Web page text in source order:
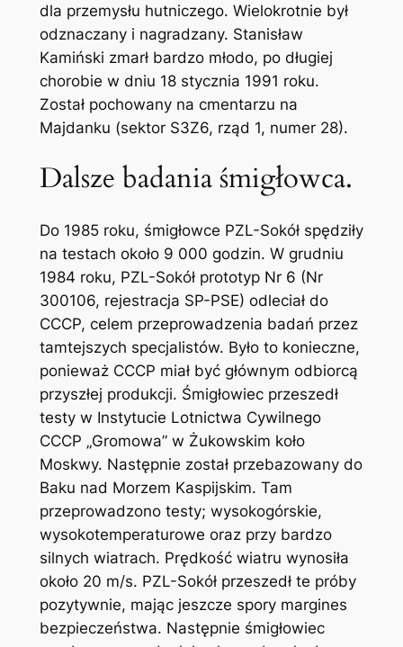
dla przemysłu hutniczego. Wielokrotnie był
odznaczany i nagradzany. Stanisław
Kamiński zmarł bardzo młodo, po długiej
chorobie w dniu 18 stycznia 1991 roku.
Został pochowany na cmentarzu na
Majdanku (sektor S3Z6, rząd 1, numer 28).
Dalsze badania śmigłowca.
Do 1985 roku, śmigłowce PZL-Sokół spędziły
na testach około 9 000 godzin. W grudniu
1984 roku, PZL-Sokół prototyp Nr 6 (Nr
300106, rejestracja SP-PSE) odleciał do
CCCP, celem przeprowadzenia badań przez
tamtejszych specjalistów. Było to konieczne,
ponieważ CCCP miał być głównym odbiorcą
przyszłej produkcji. Śmigłowiec przeszedł
testy w Instytucie Lotnictwa Cywilnego
CCCP „Gromowa” w Żukowskim koło
Moskwy. Następnie został przebazowany do
Baku nad Morzem Kaspijskim. Tam
przeprowadzono testy; wysokogórskie,
wysokotemperaturowe oraz przy bardzo
silnych wiatrach. Prędkość wiatru wynosiła
około 20 m/s. PZL-Sokół przeszedł te próby
pozytywnie, mając jeszcze spory margines
bezpieczeństwa. Następnie śmigłowiec